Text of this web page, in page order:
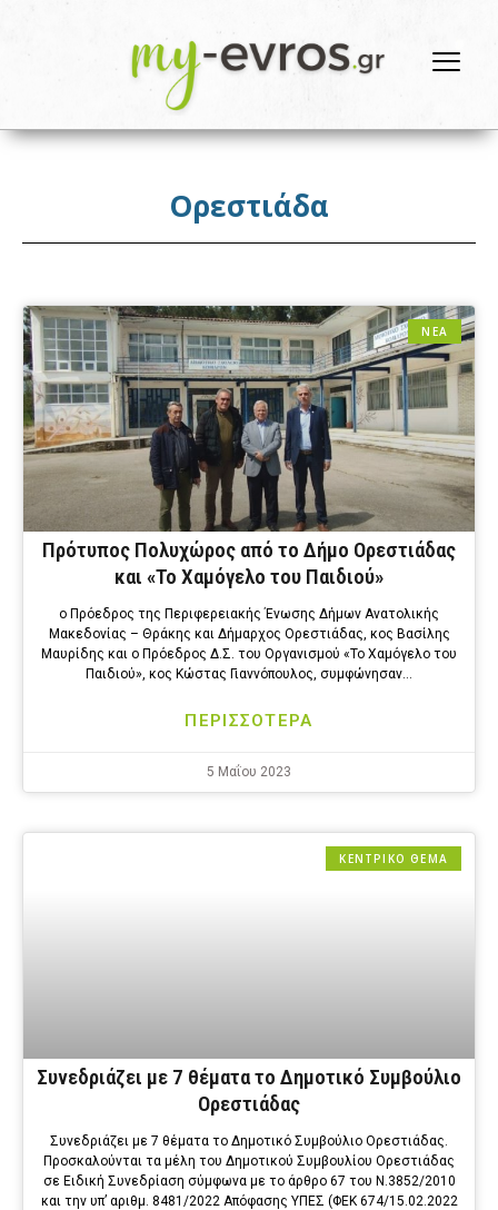
Ορεστιάδα
ΝΕΑ
Πρότυπος Πολυχώρος από το Δήμο Ορεστιάδας
και «Το Χαμόγελο του Παιδιού»
ο Πρόεδρος της Περιφερειακής Ένωσης Δήμων Ανατολικής
Μακεδονίας – Θράκης και Δήμαρχος Ορεστιάδας, κος Βασίλης
Μαυρίδης και ο Πρόεδρος Δ.Σ. του Οργανισμού «Το Χαμόγελο του
Παιδιού», κος Κώστας Γιαννόπουλος, συμφώνησαν…
ΠΕΡΙΣΣΟΤΕΡΑ
5 Μαΐου 2023
ΚΕΝΤΡΙΚΟ ΘΕΜΑ
Συνεδριάζει με 7 θέματα το Δημοτικό Συμβούλιο
Ορεστιάδας
Συνεδριάζει με 7 θέματα το Δημοτικό Συμβούλιο Ορεστιάδας.
Προσκαλούνται τα μέλη του Δημοτικού Συμβουλίου Ορεστιάδας
σε Ειδική Συνεδρίαση σύμφωνα με το άρθρο 67 του Ν.3852/2010
και την υπ’ αριθμ. 8481/2022 Απόφασης ΥΠΕΣ (ΦΕΚ 674/15.02.2022